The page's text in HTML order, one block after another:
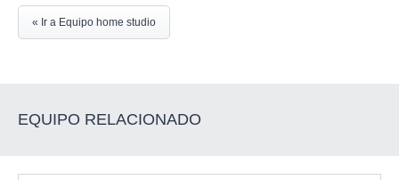
« Ir a Equipo home studio
EQUIPO RELACIONADO